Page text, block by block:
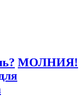
МОЛНИЯ!